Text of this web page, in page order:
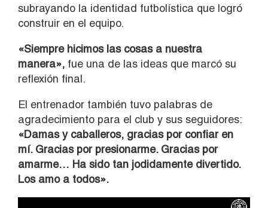
subrayando la identidad futbolística que logró
construir en el equipo.
«Siempre hicimos las cosas a nuestra
manera», fue una de las ideas que marcó su
reflexión final.
El entrenador también tuvo palabras de
agradecimiento para el club y sus seguidores:
«Damas y caballeros, gracias por confiar en
mí. Gracias por presionarme. Gracias por
amarme… Ha sido tan jodidamente divertido.
Los amo a todos».